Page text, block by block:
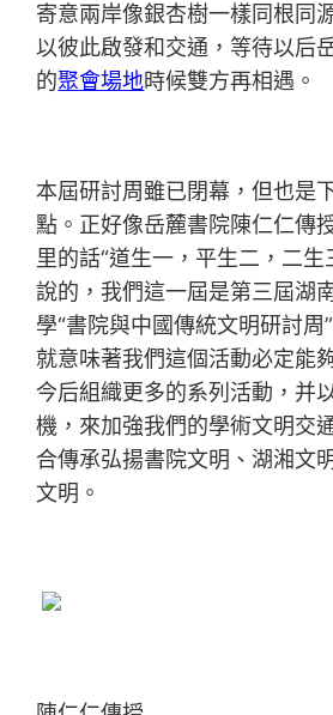
寄意兩岸像銀杏樹一樣同根同
以彼此啟發和交通，等待以后
的聚會場地時候雙方再相遇。
本屆研討周雖已閉幕，但也是
點。正好像岳麓書院陳仁仁傳
里的話“道生一，平生二，二生
說的，我們這一屆是第三屆湖
學“書院與中國傳統文明研討周
就意味著我們這個活動必定能
今后組織更多的系列活動，并
機，來加強我們的學術文明交
合傳承弘揚書院文明、湖湘文
文明。